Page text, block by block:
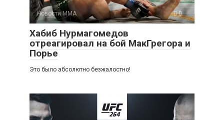
Новости ММА 0
Хабиб Нурмагомедов
отреагировал на бой МакГрегора и
Порье
Это было абсолютно безжалостно!